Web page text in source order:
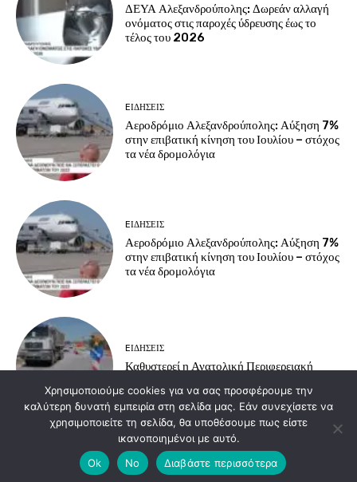
ΔΕΥΑ Αλεξανδρούπολης: Δωρεάν αλλαγή
ονόματος στις παροχές ύδρευσης έως το
τέλος του 2026
EΙΔΗΣΕΙΣ
Αεροδρόμιο Αλεξανδρούπολης: Αύξηση 7%
στην επιβατική κίνηση του Ιουλίου – στόχος
τα νέα δρομολόγια
EΙΔΗΣΕΙΣ
Αεροδρόμιο Αλεξανδρούπολης: Αύξηση 7%
στην επιβατική κίνηση του Ιουλίου – στόχος
τα νέα δρομολόγια
EΙΔΗΣΕΙΣ
Καθυστερεί η Ανατολική Περιφερειακή
Load more
Χρησιμοποιούμε cookies για να σας προσφέρουμε την
καλύτερη δυνατή εμπειρία στη σελίδα μας. Εάν συνεχίσετε να
χρησιμοποιείτε τη σελίδα, θα υποθέσουμε πως είστε
ικανοποιημένοι με αυτό.
Ok
No Διαβάστε περισσότερα